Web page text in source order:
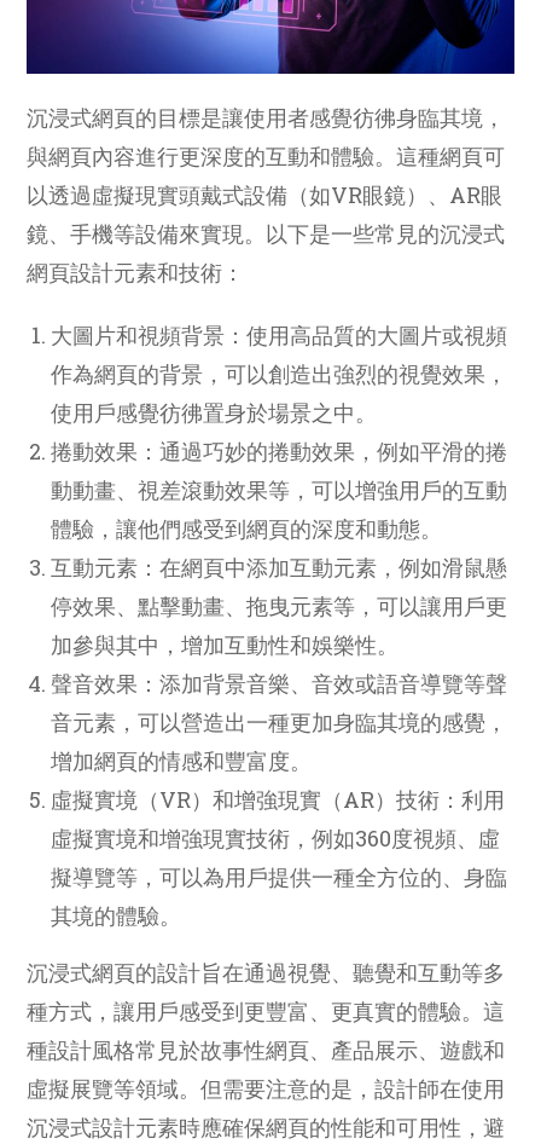
沉浸式網頁的目標是讓使用者感覺彷彿身臨其境，
與網頁內容進行更深度的互動和體驗。這種網頁可
以透過虛擬現實頭戴式設備（如VR眼鏡）、AR眼
鏡、手機等設備來實現。以下是一些常見的沉浸式
網頁設計元素和技術：
大圖片和視頻背景：使用高品質的大圖片或視頻
作為網頁的背景，可以創造出強烈的視覺效果，
使用戶感覺彷彿置身於場景之中。
捲動效果：通過巧妙的捲動效果，例如平滑的捲
動動畫、視差滾動效果等，可以增強用戶的互動
體驗，讓他們感受到網頁的深度和動態。
互動元素：在網頁中添加互動元素，例如滑鼠懸
停效果、點擊動畫、拖曳元素等，可以讓用戶更
加參與其中，增加互動性和娛樂性。
聲音效果：添加背景音樂、音效或語音導覽等聲
音元素，可以營造出一種更加身臨其境的感覺，
增加網頁的情感和豐富度。
虛擬實境（VR）和增強現實（AR）技術：利用
虛擬實境和增強現實技術，例如360度視頻、虛
擬導覽等，可以為用戶提供一種全方位的、身臨
其境的體驗。
沉浸式網頁的設計旨在通過視覺、聽覺和互動等多
種方式，讓用戶感受到更豐富、更真實的體驗。這
種設計風格常見於故事性網頁、產品展示、遊戲和
虛擬展覽等領域。但需要注意的是，設計師在使用
沉浸式設計元素時應確保網頁的性能和可用性，避